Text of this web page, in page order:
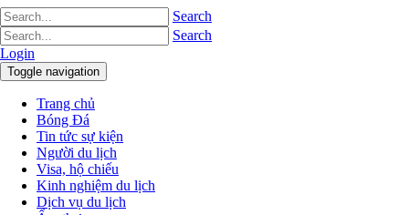
Search
Search
Login
Toggle navigation
Trang chủ
Bóng Đá
Tin tức sự kiện
Người du lịch
Visa, hộ chiếu
Kinh nghiệm du lịch
Dịch vụ du lịch